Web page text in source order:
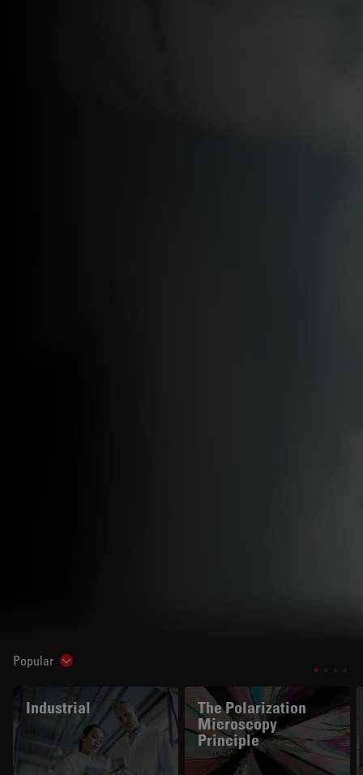
Popular Show subnavigation
Industrial
The Polarization
Microscopy
Principle